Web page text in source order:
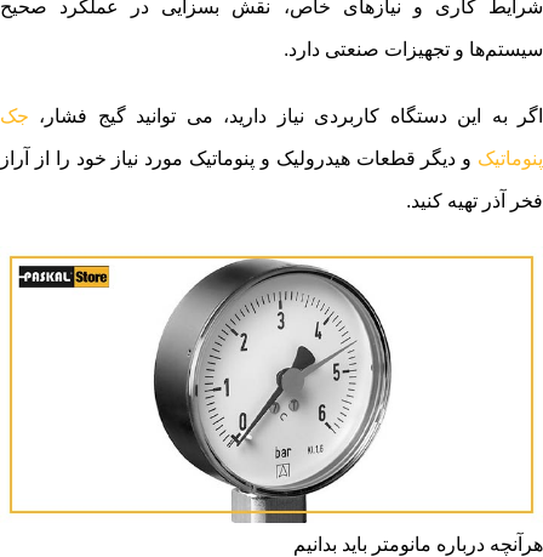
شرایط کاری و نیازهای خاص، نقش بسزایی در عملکرد صحیح
سیستم‌ها و تجهیزات صنعتی دارد.
اگر به این دستگاه کاربردی نیاز دارید، می توانید گیج فشار، جک
پنوماتیک و دیگر قطعات هیدرولیک و پنوماتیک مورد نیاز خود را از آراز
فخر آذر تهیه کنید.
هرآنچه درباره مانومتر باید بدانیم